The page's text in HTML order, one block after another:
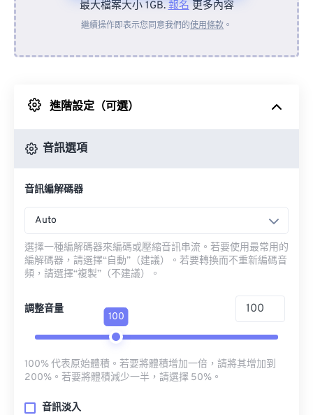
來自裝置
來自 Google 雲端硬碟
最大檔案大小 1GB.報名更多內容
繼續操作即表示您同意我們的使用條款 。
進階設定（可選）
音訊選項
音訊編解碼器
Auto
選擇一種編解碼器來編碼或壓縮音訊串流。若要使用最常用的
編解碼器，請選擇“自動”（建議）。若要轉換而不重新編碼音
頻，請選擇“複製”（不建議）。
調整音量
100
100% 代表原始體積。若要將體積增加一倍，請將其增加到
200%。若要將體積減少一半，請選擇 50%。
音訊淡入